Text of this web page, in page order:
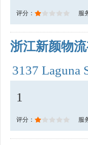
评分： 服
浙江新颜物
3137 Laguna
1
评分： 服